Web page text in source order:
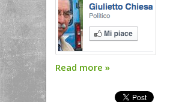
Read more »